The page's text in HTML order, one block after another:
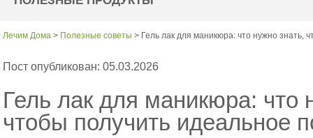
Лечим Дома > Полезные советы > Гель лак для маникюра: что нужно знать,
Пост опубликован: 05.03.2026
Гель лак для маникюра: что
чтобы получить идеальное